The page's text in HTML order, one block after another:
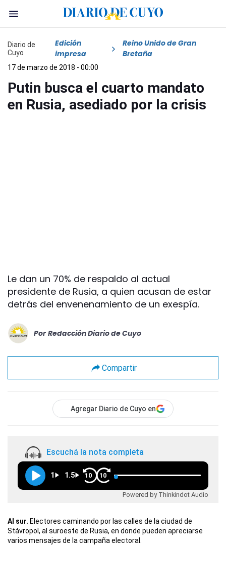
Diario de
Cuyo
Edición
impresa
Reino Unido de Gran
Bretaña
17 de marzo de 2018 - 00:00
Putin busca el cuarto mandato
en Rusia, asediado por la crisis
Le dan un 70% de respaldo al actual
presidente de Rusia, a quien acusan de estar
detrás del envenenamiento de un exespía.
Por Redacción Diario de Cuyo
Compartir
Agregar Diario de Cuyo en
Escuchá la nota completa
1 1.5 10 10
Powered by Thinkindot Audio
Al sur. Electores caminando por las calles de la ciudad de
Stávropol, al suroeste de Rusia, en donde pueden apreciarse
varios mensajes de la campaña electoral.